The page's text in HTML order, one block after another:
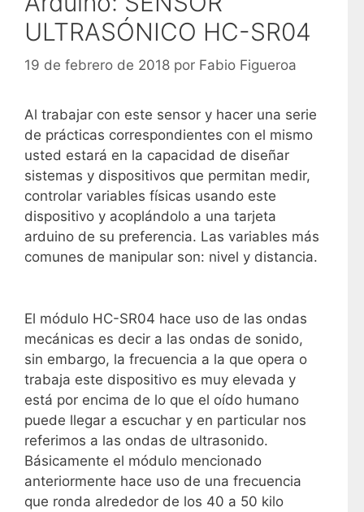
ULTRASÓNICO HC-SR04
19 de febrero de 2018 por Fabio Figueroa
Al trabajar con este sensor y hacer una serie
de prácticas correspondientes con el mismo
usted estará en la capacidad de diseñar
sistemas y dispositivos que permitan medir,
controlar variables físicas usando este
dispositivo y acoplándolo a una tarjeta
arduino de su preferencia. Las variables más
comunes de manipular son: nivel y distancia.
El módulo HC-SR04 hace uso de las ondas
mecánicas es decir a las ondas de sonido,
sin embargo, la frecuencia a la que opera o
trabaja este dispositivo es muy elevada y
está por encima de lo que el oído humano
puede llegar a escuchar y en particular nos
referimos a las ondas de ultrasonido.
Básicamente el módulo mencionado
anteriormente hace uso de una frecuencia
que ronda alrededor de los 40 a 50 kilo